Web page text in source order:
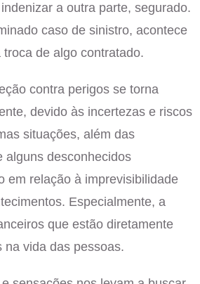
a outra parte, segurado.
caso de sinistro, acontece
de algo contratado.
contra perigos se torna
devido às incertezas e riscos
situações, além das
alguns desconhecidos
em relação à imprevisibilidade
Especialmente, a
que estão diretamente
na vida das pessoas.